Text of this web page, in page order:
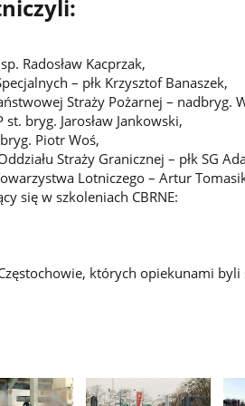
Radosław Kacprzak,
– płk Krzysztof Banaszek,
Straży Pożarnej – nadbryg.
bryg. Jarosław Jankowski,
Piotr Woś,
Straży Granicznej – płk SG
Lotniczego – Artur
się w szkoleniach CBRNE:
których opiekunami